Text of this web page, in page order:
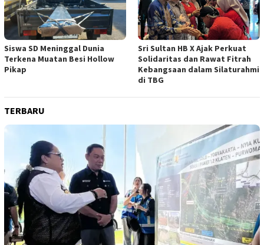
Siswa SD Meninggal Dunia
Terkena Muatan Besi Hollow
Pikap
Sri Sultan HB X Ajak Perkuat
Solidaritas dan Rawat Fitrah
Kebangsaan dalam Silaturahmi
di TBG
TERBARU